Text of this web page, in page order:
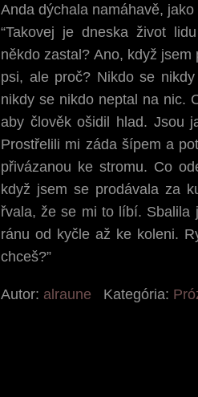
Anda dýchala namáhavě,
“Takovej je dneska život
někdo zastal? Ano, když
psi, ale proč? Nikdo se
nikdy se nikdo neptal na nic.
aby člověk ošidil hlad. Jsou
Prostřelili mi záda šípem a
přivázanou ke stromu. Co
když jsem se prodávala za
řvala, že se mi to líbí. Sbalila
ránu od kyčle až ke koleni.
chceš?”
Autor: alraune Kategória: